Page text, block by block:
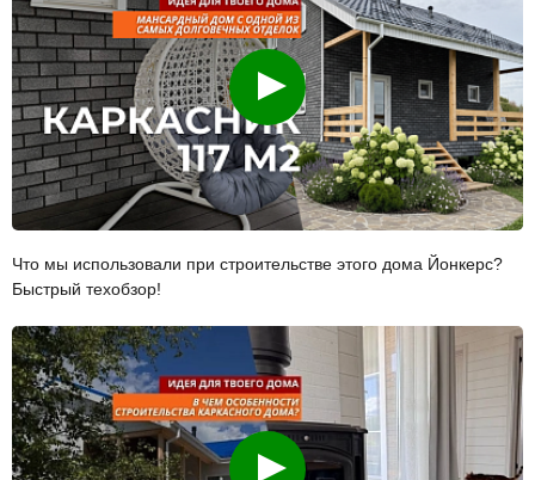
Смотреть
Что мы использовали при строительстве этого дома Йонкерс?
Быстрый техобзор!
Смотреть